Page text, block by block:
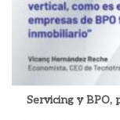
Servicing y BPO,